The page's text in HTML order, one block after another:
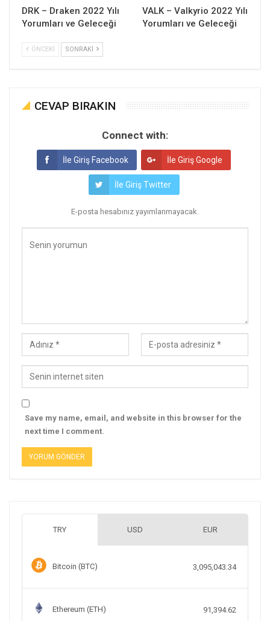
DRK – Draken 2022 Yılı
Yorumları ve Geleceği
VALK – Valkyrio 2022 Yılı
Yorumları ve Geleceği
ÖNCEKI SONRAKI
CEVAP BIRAKIN
Connect with:
İle Giriş Facebook İle Giriş Google
İle Giriş Twitter
E-posta hesabınız yayımlanmayacak.
Save my name, email, and website in this browser for the
next time I comment.
TRY USD EUR
Bitcoin (BTC) 3,095,043.34
Ethereum (ETH) 91,394.62